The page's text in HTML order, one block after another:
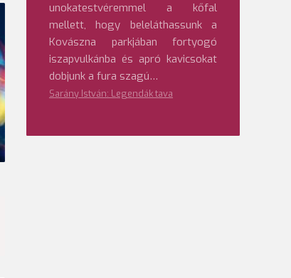
unokatestvéremmel a kőfal
mellett, hogy beleláthassunk a
Kovászna parkjában fortyogó
iszapvulkánba és apró kavicsokat
dobjunk a fura szagú…
Sarány István: Legendák tava